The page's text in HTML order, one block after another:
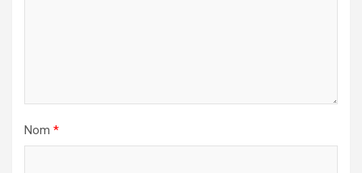
Nom *